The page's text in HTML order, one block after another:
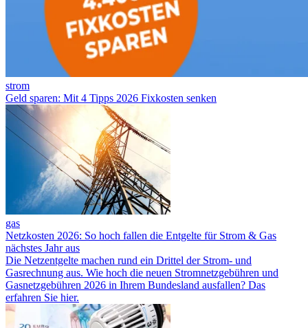
strom
Geld sparen: Mit 4 Tipps 2026 Fixkosten senken
gas
Netzkosten 2026: So hoch fallen die Entgelte für Strom & Gas
nächstes Jahr aus
Die Netzentgelte machen rund ein Drittel der Strom- und
Gasrechnung aus. Wie hoch die neuen Stromnetzgebühren und
Gasnetzgebühren 2026 in Ihrem Bundesland ausfallen? Das
erfahren Sie hier.